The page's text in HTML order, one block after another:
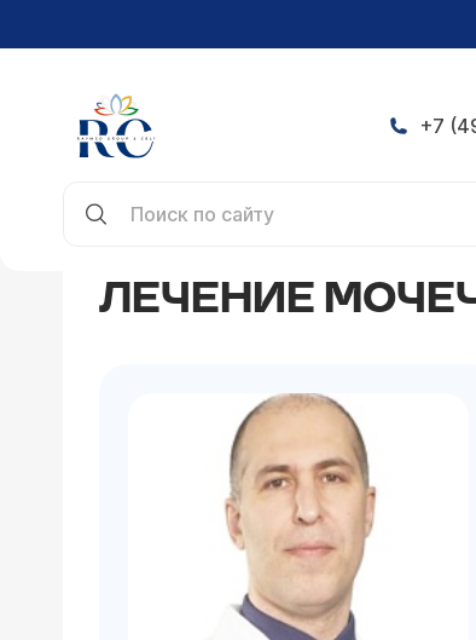
+7
ЛЕЧЕНИЕ